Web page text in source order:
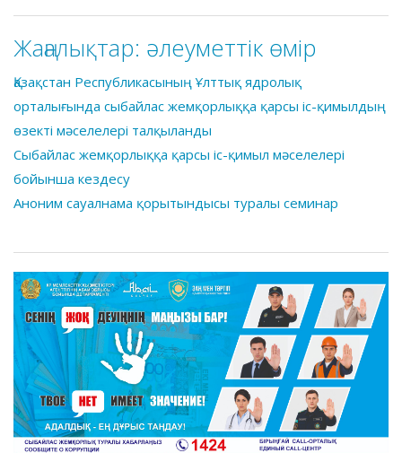
Жаңалықтар: әлеуметтік өмір
Қазақстан Республикасының Ұлттық ядролық
орталығында сыбайлас жемқорлыққа қарсы іс-қимылдың
өзекті мәселелері талқыланды
Сыбайлас жемқорлыққа қарсы іс-қимыл мәселелері
бойынша кездесу
Аноним сауалнама қорытындысы туралы семинар